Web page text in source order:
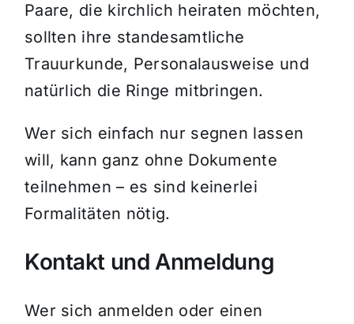
Paare, die kirchlich heiraten möchten,
sollten ihre standesamtliche
Trauurkunde, Personalausweise und
natürlich die Ringe mitbringen.
Wer sich einfach nur segnen lassen
will, kann ganz ohne Dokumente
teilnehmen – es sind keinerlei
Formalitäten nötig.
Kontakt und Anmeldung
Wer sich anmelden oder einen